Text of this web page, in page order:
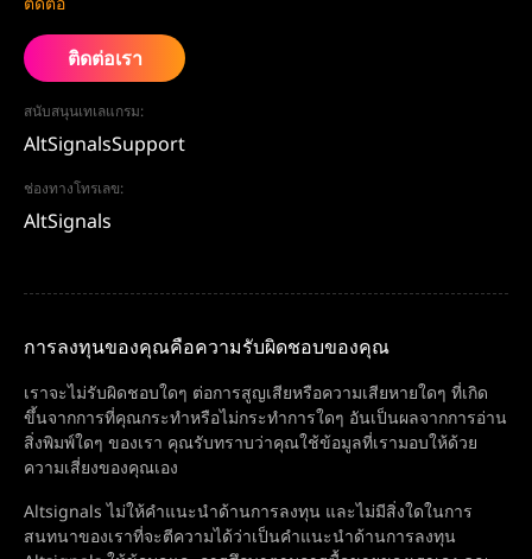
ติดต่อเรา
สนับสนุนเทเลแกรม:
AltSignalsSupport
ช่องทางโทรเลข:
AltSignals
การลงทุนของคุณคือความรับผิดชอบของคุณ
เราจะไม่รับผิดชอบใดๆ ต่อการสูญเสียหรือความเสียหายใดๆ ที่เกิด
ขึ้นจากการที่คุณกระทำหรือไม่กระทำการใดๆ อันเป็นผลจากการอ่าน
สิ่งพิมพ์ใดๆ ของเรา คุณรับทราบว่าคุณใช้ข้อมูลที่เรามอบให้ด้วย
ความเสี่ยงของคุณเอง
Altsignals ไม่ให้คำแนะนำด้านการลงทุน และไม่มีสิ่งใดในการ
สนทนาของเราที่จะตีความได้ว่าเป็นคำแนะนำด้านการลงทุน